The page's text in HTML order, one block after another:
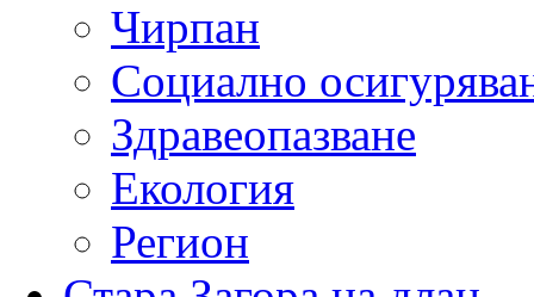
Чирпан
Социално
Здравеопазване
Екология
Регион